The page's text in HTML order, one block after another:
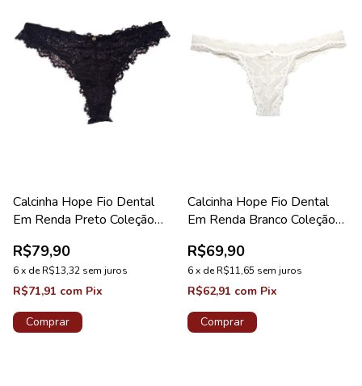
Calcinha Hope Fio Dental
Em Renda Preto Coleção
R$79,90
6x deR$13,32 sem juros
R$71,91 com Pix
Comprar
Calcinha Hope Fio Dental
Em Renda Branco Coleção
R$69,90
6x deR$11,65 sem juros
R$62,91 com Pix
Comprar